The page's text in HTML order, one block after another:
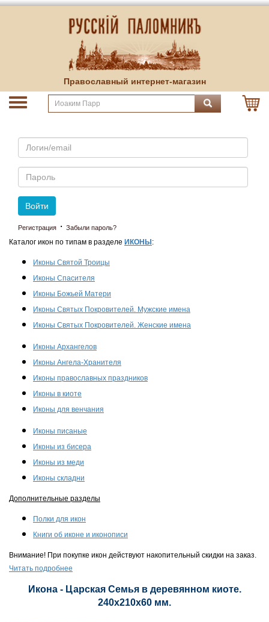
Православный интернет-магазин
Email
Пароль
Войти
Регистрация · Забыли пароль?
Каталог икон по типам в разделе ИКОНЫ :
Иконы Святой Троицы
Иконы Спасителя
Иконы Божьей Матери
Иконы Святых Покровителей. Мужские имена
Иконы Святых Покровителей. Женские имена
Иконы Архангелов
Иконы Ангела-Хранителя
Иконы православных праздников
Иконы в киоте
Иконы для венчания
Иконы писаные
Иконы из бисера
Иконы из меди
Иконы складни
Дополнительные разделы
Полки для икон
Книги об иконе и иконописи
Внимание! При покупке икон действуют накопительный скидки на заказ.
Читать подробнее
Икона - Царская Семья в деревянном киоте.
240х210х60 мм.